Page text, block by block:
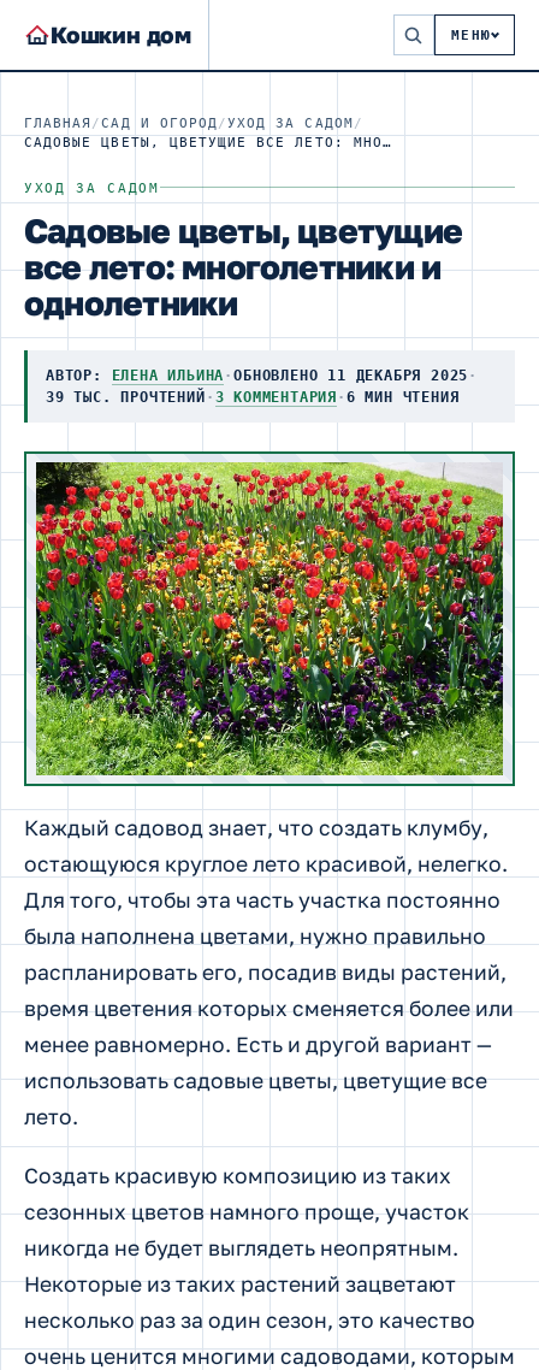
Кошкин дом МЕНЮ
ГЛАВНАЯ /САД И ОГОРОД /УХОД ЗА САДОМ /
САДОВЫЕ ЦВЕТЫ, ЦВЕТУЩИЕ ВСЕ ЛЕТО: МНОГОЛЕТНИКИ И ОДНОЛЕТНИКИ
УХОД ЗА САДОМ
Садовые цветы, цветущие
все лето: многолетники и
однолетники
АВТОР: ЕЛЕНА ИЛЬИНА ·ОБНОВЛЕНО 11 ДЕКАБРЯ 2025 ·
39 ТЫС. ПРОЧТЕНИЙ · 3 КОММЕНТАРИЯ · 6 МИН ЧТЕНИЯ
Каждый садовод знает, что создать клумбу,
остающуюся круглое лето красивой, нелегко.
Для того, чтобы эта часть участка постоянно
была наполнена цветами, нужно правильно
распланировать его, посадив виды растений,
время цветения которых сменяется более или
менее равномерно. Есть и другой вариант —
использовать садовые цветы, цветущие все
лето.
Создать красивую композицию из таких
сезонных цветов намного проще, участок
никогда не будет выглядеть неопрятным.
Некоторые из таких растений зацветают
несколько раз за один сезон, это качество
очень ценится многими садоводами, которым